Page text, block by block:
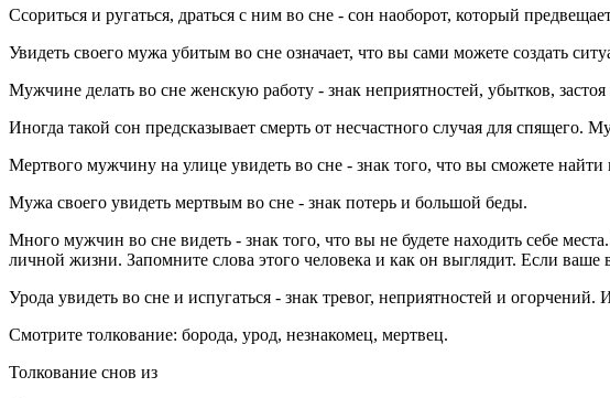
Ссориться и ругаться, драться с ним во сне - сон наоборот, который
Увидеть своего мужа убитым во сне означает, что вы сами можете создать
Мужчине делать во сне женскую работу - знак неприятностей, убытков, застоя
Иногда такой сон предсказывает смерть от несчастного случая для спящего.
Мертвого мужчину на улице увидеть во сне - знак того, что вы сможете
Мужа своего увидеть мертвым во сне - знак потерь и большой беды.
Много мужчин во сне видеть - знак того, что вы не будете находить себе
личной жизни. Запомните слова этого человека и как он выглядит. Если
Урода увидеть во сне и испугаться - знак тревог, неприятностей и
Смотрите толкование: борода, урод, незнакомец, мертвец.
Толкование снов из